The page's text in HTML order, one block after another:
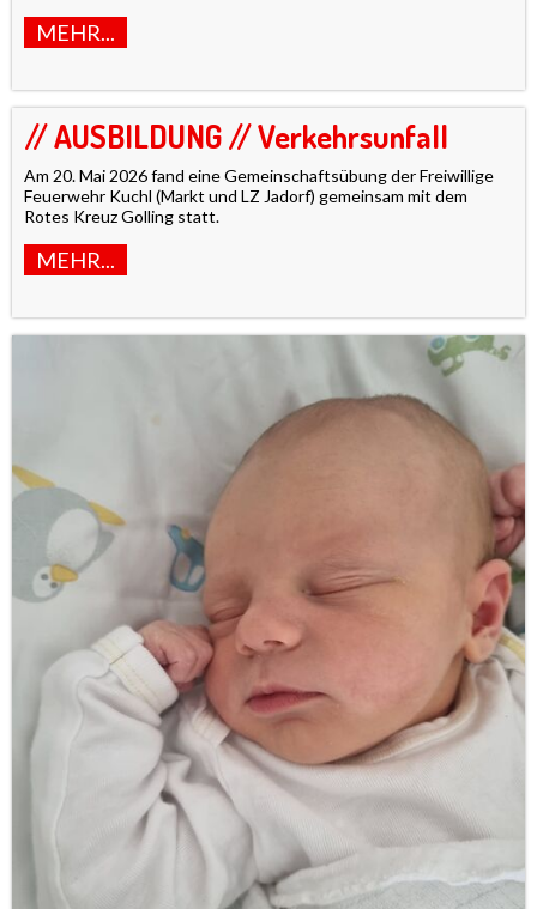
MEHR...
// AUSBILDUNG // Verkehrsunfall
Am 20. Mai 2026 fand eine Gemeinschaftsübung der Freiwillige
Feuerwehr Kuchl (Markt und LZ Jadorf) gemeinsam mit dem
Rotes Kreuz Golling statt.
MEHR...